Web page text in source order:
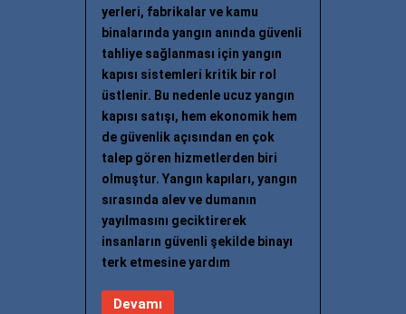
yerleri, fabrikalar ve kamu
binalarında yangın anında güvenli
tahliye sağlanması için yangın
kapısı sistemleri kritik bir rol
üstlenir. Bu nedenle ucuz yangın
kapısı satışı, hem ekonomik hem
de güvenlik açısından en çok
talep gören hizmetlerden biri
olmuştur. Yangın kapıları, yangın
sırasında alev ve dumanın
yayılmasını geciktirerek
insanların güvenli şekilde binayı
terk etmesine yardım
Devamı